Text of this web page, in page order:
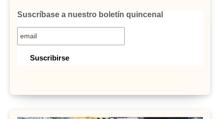
Suscríbase a nuestro boletín quincenal